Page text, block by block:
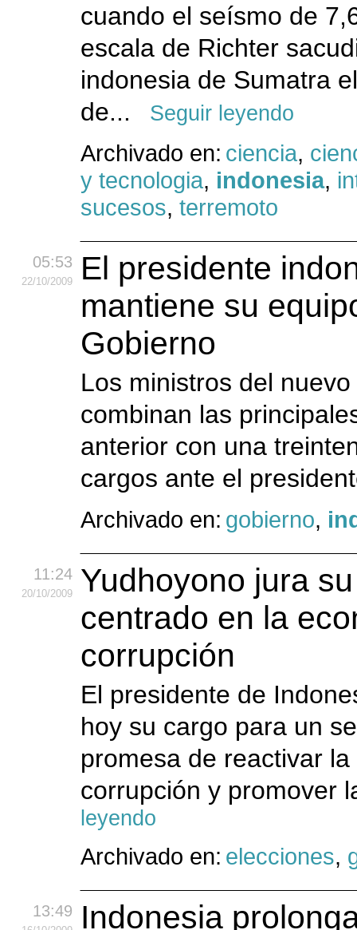
cuando el seísmo de
escala de Richter
indonesia de Sumatra
de...
Seguir leyendo
Archivado en: ciencia,
y tecnologia, indonesia,
sucesos, terremoto
05:53
22/10/2009
El presidente
mantiene su
Gobierno
Los ministros del
combinan las
anterior con una
cargos ante el
Archivado en: gobierno,
11:24
20/10/2009
Yudhoyono jura
centrado en la
corrupción
El presidente de
hoy su cargo para un
promesa de reactivar
corrupción y promover
leyendo
Archivado en: elecciones,
13:49 Indonesia